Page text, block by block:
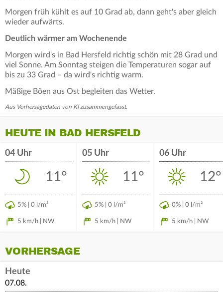
Morgen früh kühlt es auf 10 Grad ab, dann geht's aber gleich
wieder aufwärts.
Deutlich wärmer am Wochenende
Morgen wird's in Bad Hersfeld richtig schön mit 28 Grad und
viel Sonne. Am Sonntag steigen die Temperaturen sogar auf
bis zu 33 Grad – da wird's richtig warm.
Mäßige Böen aus Ost begleiten das Wetter.
Aus Vorhersagedaten von KI zusammengefasst.
HEUTE IN BAD HERSFELD
04 Uhr
11°
5% | 0 l/m²
5 km/h | NW
05 Uhr
11°
5% | 0 l/m²
5 km/h | NW
06 Uhr
12°
0% | 0 l/m²
5 km/h | NW
VORHERSAGE
Heute
07.08.